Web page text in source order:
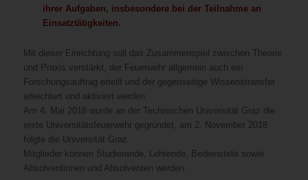
ihrer Aufgaben, insbesondere bei der Teilnahme an
Einsatztätigkeiten.
Mit dieser Einrichtung soll das Zusammenspiel zwischen Theorie
und Praxis verstärkt, der Feuerwehr allgemein auch ein
Forschungsauftrag erteilt und der gegenseitige Wissenstransfer
erleichtert und aktiviert werden.
Am 4. Mai 2018 wurde an der Technischen Universität Graz die
erste Universitätsfeuerwehr gegründet, am 2. November 2018
folgte die Universität Graz.
Mitglieder können Studierende, Lehrende, Bedienstete sowie
Absolventinnen und Absolventen werden.